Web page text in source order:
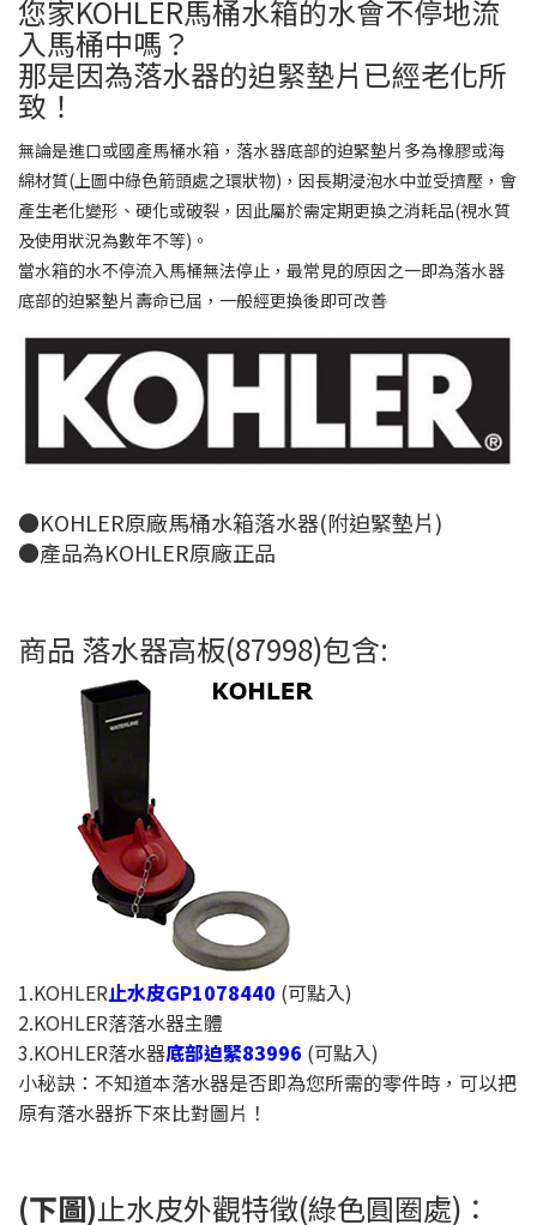
您家KOHLER馬桶水箱的水會不停地流
入馬桶中嗎？
那是因為落水器的迫緊墊片已經老化所
致！
無論是進口或國產馬桶水箱，落水器底部的迫緊墊片多為橡膠或海
綿材質(上圖中綠色箭頭處之環狀物)，因長期浸泡水中並受擠壓，會
產生老化變形、硬化或破裂，因此屬於需定期更換之消耗品(視水質
及使用狀況為數年不等)。
當水箱的水不停流入馬桶無法停止，最常見的原因之一即為落水器
底部的迫緊墊片壽命已屆，一般經更換後即可改善
●KOHLER原廠馬桶水箱落水器(附迫緊墊片)
●產品為KOHLER原廠正品
商品 落水器高板(87998)包含:
1.KOHLER止水皮GP1078440 (可點入)
2.KOHLER落落水器主體
3.KOHLER落水器底部迫緊83996 (可點入)
小秘訣：不知道本落水器是否即為您所需的零件時，可以把
原有落水器拆下來比對圖片！
(下圖)止水皮外觀特徵(綠色圓圈處)：